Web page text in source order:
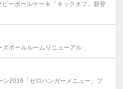
ーボールケーキ「キックオフ」新登
ズボールルームリニューアル
ン2019「ゼロハンガーメニュー」プ